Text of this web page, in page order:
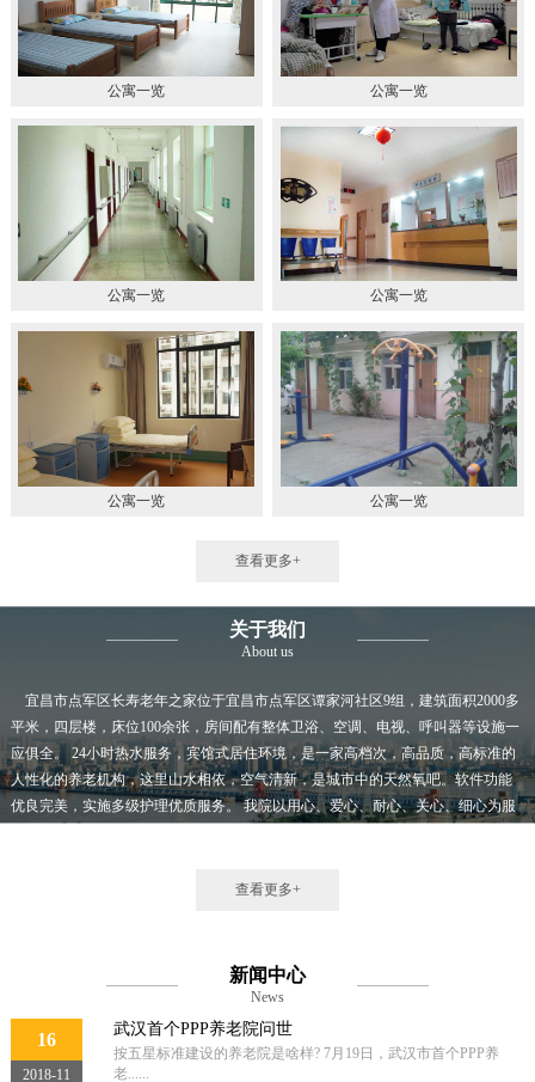
公寓一览 公寓一览
公寓一览 公寓一览
公寓一览 公寓一览
查看更多+
关于我们
About us
宜昌市点军区长寿老年之家位于宜昌市点军区谭家河社区9组，建筑面积2000多
平米，四层楼，床位100余张，房间配有整体卫浴、空调、电视、呼叫器等设施一
应俱全。 24小时热水服务，宾馆式居住环境，是一家高档次，高品质，高标准的
人性化的养老机构，这里山水相依，空气清新，是城市中的天然氧吧。软件功能
优良完美，实施多级护理优质服务。 我院以用心、爱心、耐心、关心、细心为服
查看更多+
新闻中心
News
16
2018-11
武汉首个PPP养老院问世
按五星标准建设的养老院是啥样? 7月19日，武汉市首个PPP养
老......